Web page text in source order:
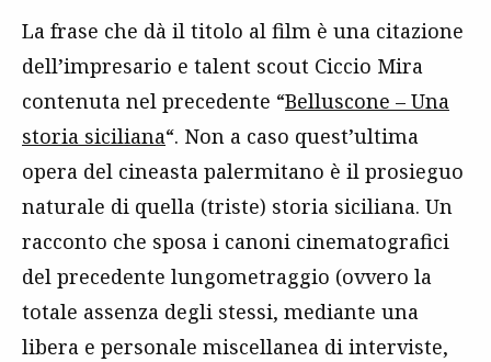
La frase che dà il titolo al film è una citazione
dell’impresario e talent scout Ciccio Mira
contenuta nel precedente “Belluscone – Una
storia siciliana“. Non a caso quest’ultima
opera del cineasta palermitano è il prosieguo
naturale di quella (triste) storia siciliana. Un
racconto che sposa i canoni cinematografici
del precedente lungometraggio (ovvero la
totale assenza degli stessi, mediante una
libera e personale miscellanea di interviste,